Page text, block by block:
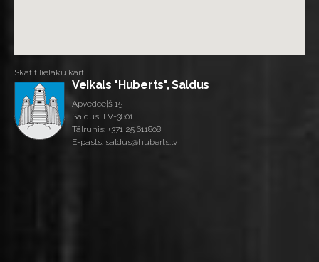
Skatīt lielāku karti
Veikals "Huberts", Saldus
Apvedceļš 15
Saldus, LV-3801
Tālrunis: +371 25 611808
E-pasts: saldus@huberts.lv